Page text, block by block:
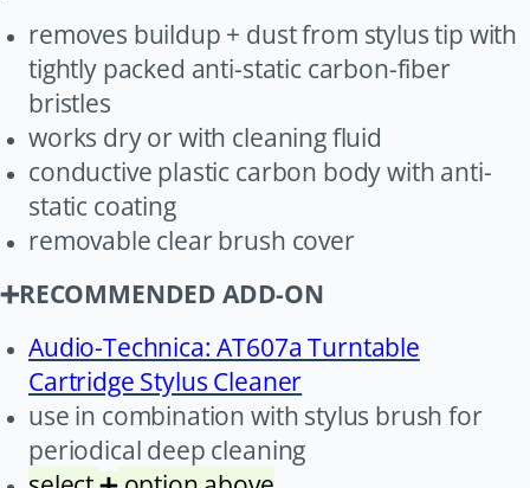
removes buildup + dust from stylus tip with
tightly packed anti-static carbon-fiber
bristles
works dry or with cleaning fluid
conductive plastic carbon body with anti-
static coating
removable clear brush cover
➕RECOMMENDED ADD-ON
Audio-Technica: AT607a Turntable
Cartridge Stylus Cleaner
use in combination with stylus brush for
periodical deep cleaning